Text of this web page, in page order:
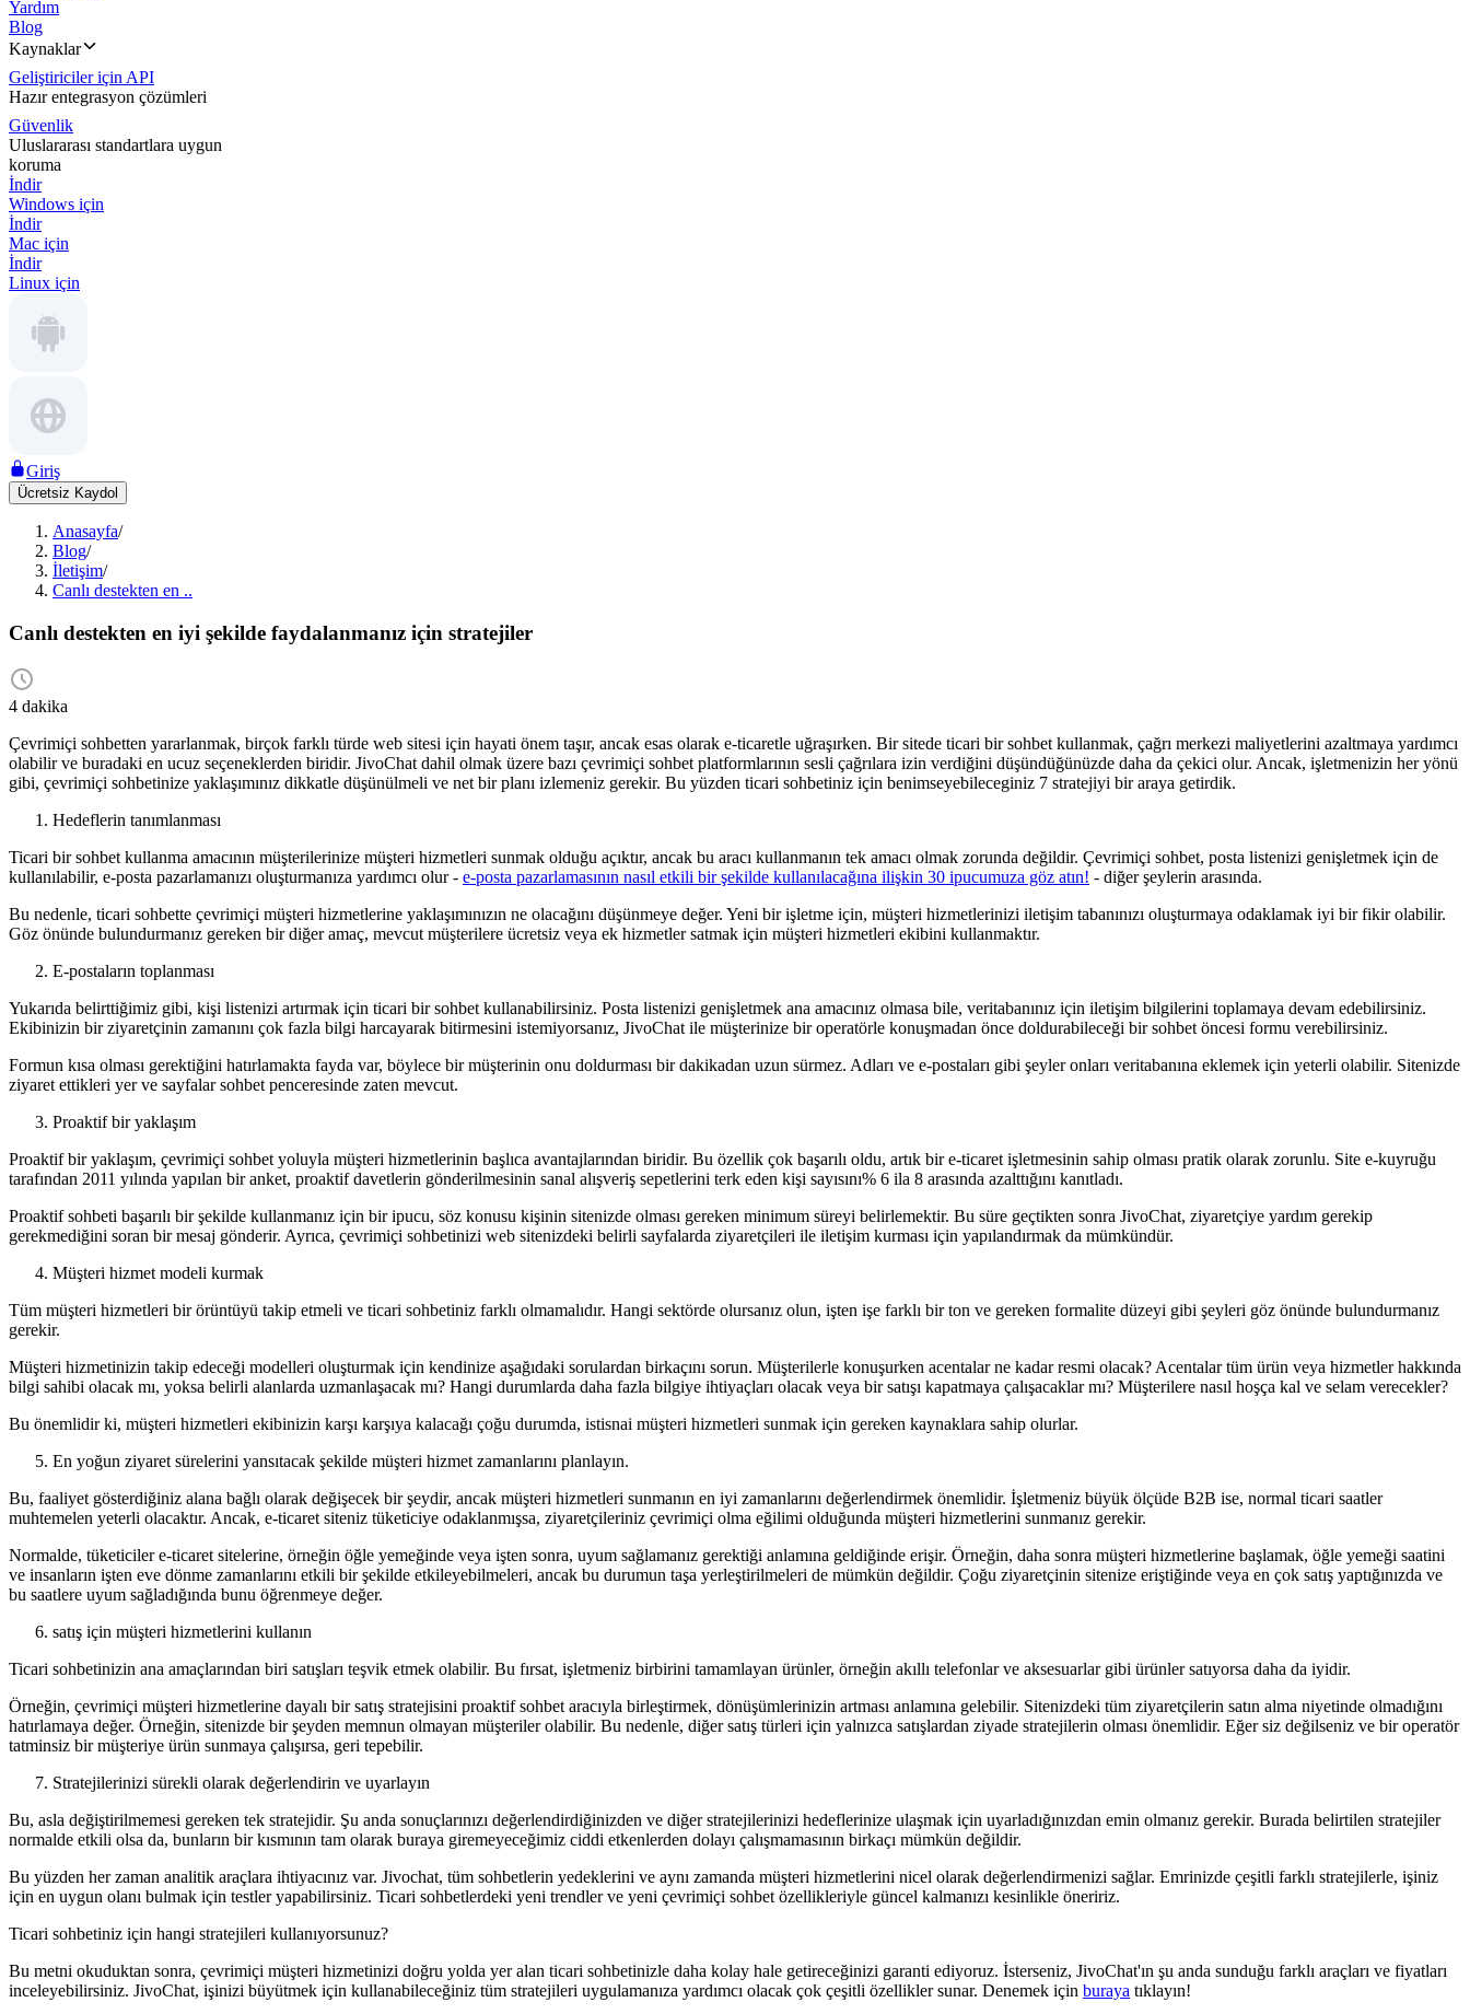
Yardım
Blog
Kaynaklar
Geliştiriciler için API
Hazır entegrasyon çözümleri
Güvenlik
Uluslararası standartlara uygun
koruma
İndir
Windows için
İndir
Mac için
İndir
Linux için
Giriş
Ücretsiz Kaydol
Anasayfa/
Blog/
İletişim/
Canlı destekten en ..
Canlı destekten en iyi şekilde faydalanmanız için stratejiler
4 dakika
Çevrimiçi sohbetten yararlanmak, birçok farklı türde web sitesi için hayati önem taşır, ancak esas olarak e-ticaretle uğraşırken. Bir sitede ticari bir sohbet kullanmak, çağrı merkezi maliyetlerini azaltmaya yardımcı
olabilir ve buradaki en ucuz seçeneklerden biridir. JivoChat dahil olmak üzere bazı çevrimiçi sohbet platformlarının sesli çağrılara izin verdiğini düşündüğünüzde daha da çekici olur. Ancak, işletmenizin her yönü
gibi, çevrimiçi sohbetinize yaklaşımınız dikkatle düşünülmeli ve net bir planı izlemeniz gerekir. Bu yüzden ticari sohbetiniz için benimseyebileceginiz 7 stratejiyi bir araya getirdik.
Hedeflerin tanımlanması
Ticari bir sohbet kullanma amacının müşterilerinize müşteri hizmetleri sunmak olduğu açıktır, ancak bu aracı kullanmanın tek amacı olmak zorunda değildir. Çevrimiçi sohbet, posta listenizi genişletmek için de
kullanılabilir, e-posta pazarlamanızı oluşturmanıza yardımcı olur - e-posta pazarlamasının nasıl etkili bir şekilde kullanılacağına ilişkin 30 ipucumuza göz atın! - diğer şeylerin arasında.
Bu nedenle, ticari sohbette çevrimiçi müşteri hizmetlerine yaklaşımınızın ne olacağını düşünmeye değer. Yeni bir işletme için, müşteri hizmetlerinizi iletişim tabanınızı oluşturmaya odaklamak iyi bir fikir olabilir.
Göz önünde bulundurmanız gereken bir diğer amaç, mevcut müşterilere ücretsiz veya ek hizmetler satmak için müşteri hizmetleri ekibini kullanmaktır.
E-postaların toplanması
Yukarıda belirttiğimiz gibi, kişi listenizi artırmak için ticari bir sohbet kullanabilirsiniz. Posta listenizi genişletmek ana amacınız olmasa bile, veritabanınız için iletişim bilgilerini toplamaya devam edebilirsiniz.
Ekibinizin bir ziyaretçinin zamanını çok fazla bilgi harcayarak bitirmesini istemiyorsanız, JivoChat ile müşterinize bir operatörle konuşmadan önce doldurabileceği bir sohbet öncesi formu verebilirsiniz.
Formun kısa olması gerektiğini hatırlamakta fayda var, böylece bir müşterinin onu doldurması bir dakikadan uzun sürmez. Adları ve e-postaları gibi şeyler onları veritabanına eklemek için yeterli olabilir. Sitenizde
ziyaret ettikleri yer ve sayfalar sohbet penceresinde zaten mevcut.
Proaktif bir yaklaşım
Proaktif bir yaklaşım, çevrimiçi sohbet yoluyla müşteri hizmetlerinin başlıca avantajlarından biridir. Bu özellik çok başarılı oldu, artık bir e-ticaret işletmesinin sahip olması pratik olarak zorunlu. Site e-kuyruğu
tarafından 2011 yılında yapılan bir anket, proaktif davetlerin gönderilmesinin sanal alışveriş sepetlerini terk eden kişi sayısını% 6 ila 8 arasında azalttığını kanıtladı.
Proaktif sohbeti başarılı bir şekilde kullanmanız için bir ipucu, söz konusu kişinin sitenizde olması gereken minimum süreyi belirlemektir. Bu süre geçtikten sonra JivoChat, ziyaretçiye yardım gerekip
gerekmediğini soran bir mesaj gönderir. Ayrıca, çevrimiçi sohbetinizi web sitenizdeki belirli sayfalarda ziyaretçileri ile iletişim kurması için yapılandırmak da mümkündür.
Müşteri hizmet modeli kurmak
Tüm müşteri hizmetleri bir örüntüyü takip etmeli ve ticari sohbetiniz farklı olmamalıdır. Hangi sektörde olursanız olun, işten işe farklı bir ton ve gereken formalite düzeyi gibi şeyleri göz önünde bulundurmanız
gerekir.
Müşteri hizmetinizin takip edeceği modelleri oluşturmak için kendinize aşağıdaki sorulardan birkaçını sorun. Müşterilerle konuşurken acentalar ne kadar resmi olacak? Acentalar tüm ürün veya hizmetler hakkında
bilgi sahibi olacak mı, yoksa belirli alanlarda uzmanlaşacak mı? Hangi durumlarda daha fazla bilgiye ihtiyaçları olacak veya bir satışı kapatmaya çalışacaklar mı? Müşterilere nasıl hoşça kal ve selam verecekler?
Bu önemlidir ki, müşteri hizmetleri ekibinizin karşı karşıya kalacağı çoğu durumda, istisnai müşteri hizmetleri sunmak için gereken kaynaklara sahip olurlar.
En yoğun ziyaret sürelerini yansıtacak şekilde müşteri hizmet zamanlarını planlayın.
Bu, faaliyet gösterdiğiniz alana bağlı olarak değişecek bir şeydir, ancak müşteri hizmetleri sunmanın en iyi zamanlarını değerlendirmek önemlidir. İşletmeniz büyük ölçüde B2B ise, normal ticari saatler
muhtemelen yeterli olacaktır. Ancak, e-ticaret siteniz tüketiciye odaklanmışsa, ziyaretçileriniz çevrimiçi olma eğilimi olduğunda müşteri hizmetlerini sunmanız gerekir.
Normalde, tüketiciler e-ticaret sitelerine, örneğin öğle yemeğinde veya işten sonra, uyum sağlamanız gerektiği anlamına geldiğinde erişir. Örneğin, daha sonra müşteri hizmetlerine başlamak, öğle yemeği saatini
ve insanların işten eve dönme zamanlarını etkili bir şekilde etkileyebilmeleri, ancak bu durumun taşa yerleştirilmeleri de mümkün değildir. Çoğu ziyaretçinin sitenize eriştiğinde veya en çok satış yaptığınızda ve
bu saatlere uyum sağladığında bunu öğrenmeye değer.
satış için müşteri hizmetlerini kullanın
Ticari sohbetinizin ana amaçlarından biri satışları teşvik etmek olabilir. Bu fırsat, işletmeniz birbirini tamamlayan ürünler, örneğin akıllı telefonlar ve aksesuarlar gibi ürünler satıyorsa daha da iyidir.
Örneğin, çevrimiçi müşteri hizmetlerine dayalı bir satış stratejisini proaktif sohbet aracıyla birleştirmek, dönüşümlerinizin artması anlamına gelebilir. Sitenizdeki tüm ziyaretçilerin satın alma niyetinde olmadığını
hatırlamaya değer. Örneğin, sitenizde bir şeyden memnun olmayan müşteriler olabilir. Bu nedenle, diğer satış türleri için yalnızca satışlardan ziyade stratejilerin olması önemlidir. Eğer siz değilseniz ve bir operatör
tatminsiz bir müşteriye ürün sunmaya çalışırsa, geri tepebilir.
Stratejilerinizi sürekli olarak değerlendirin ve uyarlayın
Bu, asla değiştirilmemesi gereken tek stratejidir. Şu anda sonuçlarınızı değerlendirdiğinizden ve diğer stratejilerinizi hedeflerinize ulaşmak için uyarladığınızdan emin olmanız gerekir. Burada belirtilen stratejiler
normalde etkili olsa da, bunların bir kısmının tam olarak buraya giremeyeceğimiz ciddi etkenlerden dolayı çalışmamasının birkaçı mümkün değildir.
Bu yüzden her zaman analitik araçlara ihtiyacınız var. Jivochat, tüm sohbetlerin yedeklerini ve aynı zamanda müşteri hizmetlerini nicel olarak değerlendirmenizi sağlar. Emrinizde çeşitli farklı stratejilerle, işiniz
için en uygun olanı bulmak için testler yapabilirsiniz. Ticari sohbetlerdeki yeni trendler ve yeni çevrimiçi sohbet özellikleriyle güncel kalmanızı kesinlikle öneririz.
Ticari sohbetiniz için hangi stratejileri kullanıyorsunuz?
Bu metni okuduktan sonra, çevrimiçi müşteri hizmetinizi doğru yolda yer alan ticari sohbetinizle daha kolay hale getireceğinizi garanti ediyoruz. İsterseniz, JivoChat'ın şu anda sunduğu farklı araçları ve fiyatları
inceleyebilirsiniz. JivoChat, işinizi büyütmek için kullanabileceğiniz tüm stratejileri uygulamanıza yardımcı olacak çok çeşitli özellikler sunar. Denemek için buraya tıklayın!